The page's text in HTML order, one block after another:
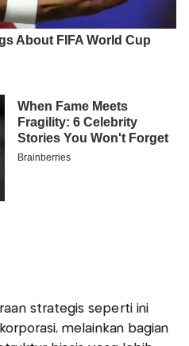
strategis seperti ini
melainkan bagian